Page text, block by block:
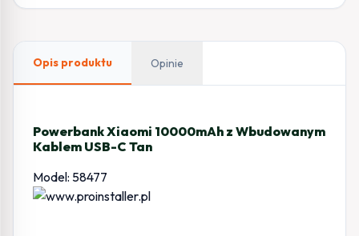
Opis produktu Opinie
Powerbank Xiaomi 10000mAh z Wbudowanym
Kablem USB-C Tan
Model: 58477